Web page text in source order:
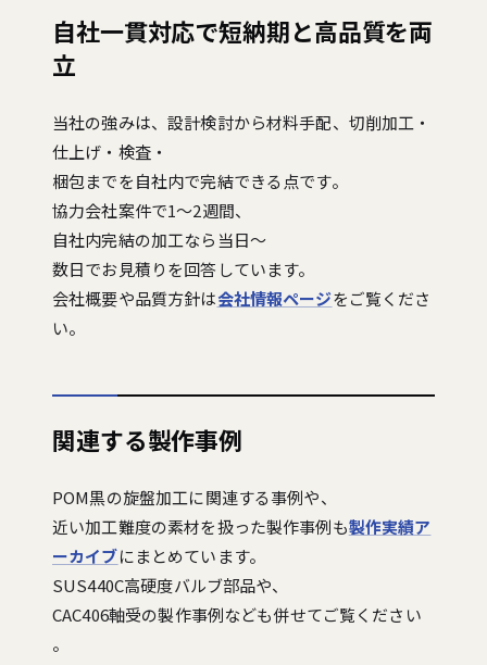
自社一貫対応で短納期と高品質を両
立
当社の強みは、設計検討から材料手配、切削加工・
仕上げ・検査・
梱包までを自社内で完結できる点です。
協力会社案件で1〜2週間、
自社内完結の加工なら当日〜
数日でお見積りを回答しています。
会社概要や品質方針は会社情報ページをご覧くださ
い。
関連する製作事例
POM黒の旋盤加工に関連する事例や、
近い加工難度の素材を扱った製作事例も製作実績ア
ーカイブにまとめています。
SUS440C高硬度バルブ部品や、
CAC406軸受の製作事例なども併せてご覧ください
。